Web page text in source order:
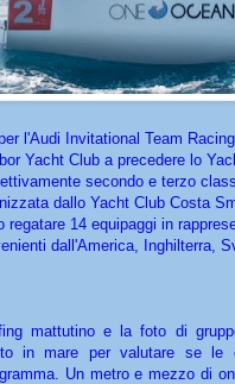
l'Audi Invitational Team
Yacht Club a precedere lo
secondo e terzo
dallo Yacht Club Costa
14 equipaggi in
dall'America, Inghilterra,
mattutino e la foto di
in mare per valutare se le
Un metro e mezzo di